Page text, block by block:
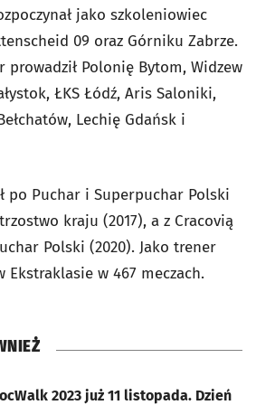
jako szkoleniowiec
09 oraz Górniku Zabrze.
prowadził Polonię Bytom, Widzew
ŁKS Łódź, Aris Saloniki,
Lechię Gdańsk i
po Puchar i Superpuchar Polski
kraju (2017), a z Cracovią
Polski (2020). Jako trener
Ekstraklasie w 467 meczach.
2023 już 11 listopada. Dzień